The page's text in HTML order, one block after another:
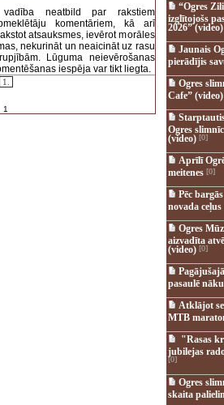
vadība neatbild par rakstiem
komentāriem, kā arī
atsauksmes, ievērot morāles
nekurināt un neaicināt uz rasu
Lūguma neievērošanas
iespēja var tikt liegta.
1.
1
“Ogres
izglītojošs
2026” (video)
Jaunais
pierādījis
Ogres
Cafe” (video)
Ogres
(video)[0]
Aprīlī
meitenes [0]
Pēc
novada
Ogres
aizvadīta
(video)[0]
pasaulē
Atklājot
MTB
"Rasas
jubilejas
[0]
Ogres
skaita